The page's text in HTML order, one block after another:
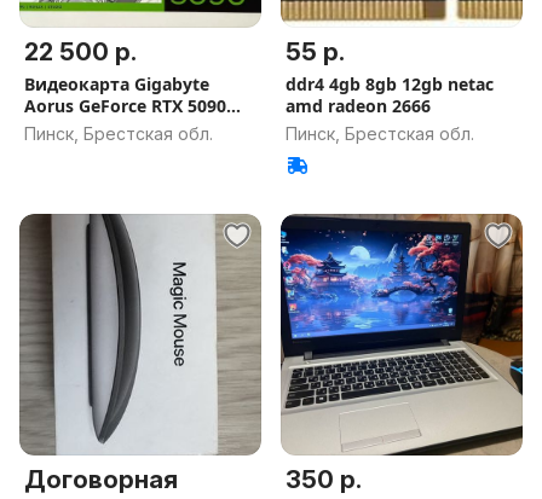
22 500 р.
Видеокарта Gigabyte
Aorus GeForce RTX 5090
MASTER
Пинск, Брестская обл.
55 р.
ddr4 4gb 8gb 12gb netac
amd radeon 2666
Пинск, Брестская обл.
Договорная 350 р.